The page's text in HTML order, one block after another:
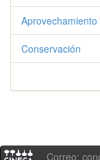
Aprovechamiento
Conservación
Correo: